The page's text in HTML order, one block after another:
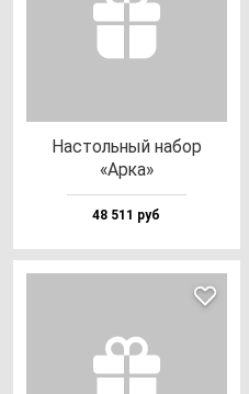
Нас­толь­ный на­бор
«Арка»
48 511 руб